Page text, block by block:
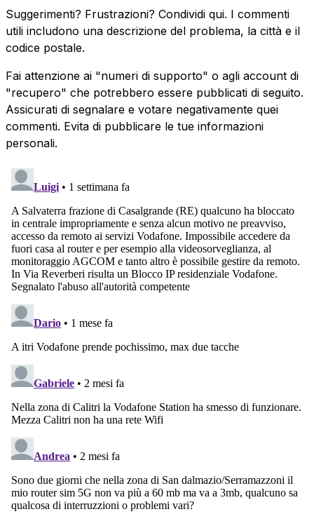
Suggerimenti? Frustrazioni? Condividi qui. I commenti
utili includono una descrizione del problema, la città e il
codice postale.
Fai attenzione ai "numeri di supporto" o agli account di
"recupero" che potrebbero essere pubblicati di seguito.
Assicurati di segnalare e votare negativamente quei
commenti. Evita di pubblicare le tue informazioni
personali.